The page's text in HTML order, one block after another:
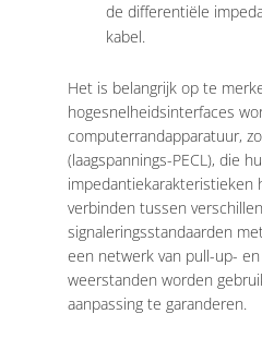
de differentiële
kabel.
Het is belangrijk op te
hogesnelheidsinterfaces
computerrandapparatuur,
(laagspannings-PECL), die
impedantiekarakteristieken
verbinden tussen
signaleringsstandaarden
een netwerk van pull-up-
weerstanden worden
aanpassing te garanderen.